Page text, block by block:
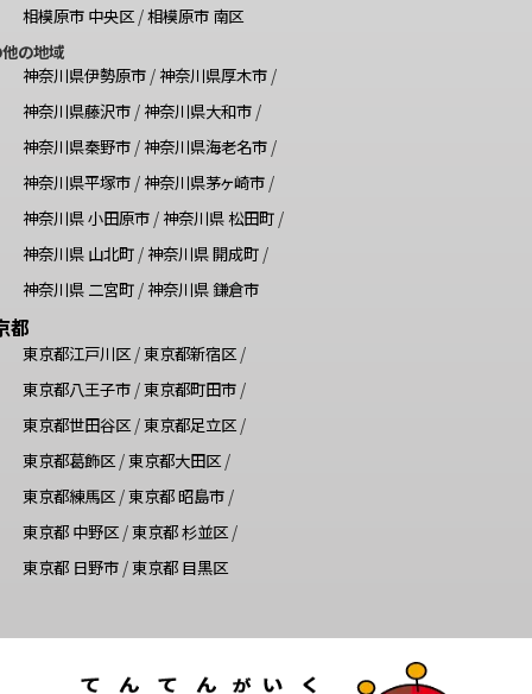
相模原市 中央区/相模原市 南区
の地域
神奈川県伊勢原市/神奈川県厚木市/
神奈川県藤沢市/神奈川県大和市/
神奈川県秦野市/神奈川県海老名市/
神奈川県平塚市/神奈川県茅ヶ崎市/
神奈川県 小田原市/神奈川県 松田町/
神奈川県 山北町/神奈川県 開成町/
神奈川県 二宮町/神奈川県 鎌倉市
都
東京都江戸川区/東京都新宿区/
東京都八王子市/東京都町田市/
東京都世田谷区/東京都足立区/
東京都葛飾区/東京都大田区/
東京都練馬区/東京都 昭島市/
東京都 中野区/東京都 杉並区/
東京都 日野市/東京都 目黒区